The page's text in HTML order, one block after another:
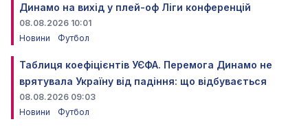
Динамо на вихід у плей-оф Ліги конференцій
08.08.2026 10:01
Новини
Футбол
Таблиця коефіцієнтів УЄФА. Перемога Динамо не
врятувала Україну від падіння: що відбувається
08.08.2026 09:03
Новини
Футбол